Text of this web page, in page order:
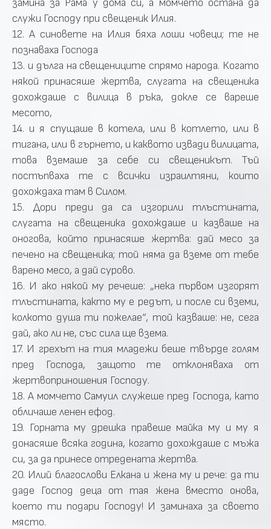
замина за Рама у дома си, а момчето остана да
служи Господу при свещеник Илия.
12. А синовете на Илия бяха лоши човеци; те не
познаваха Господа
13. и дълга на свещениците спрямо народа. Когато
някой принасяше жертва, слугата на свещеника
дохождаше с вилица в ръка, докле се вареше
месото,
14. и я спущаше в котела, или в котлето, или в
тигана, или в гърнето, и каквото извади вилицата,
това вземаше за себе си свещеникът. Тъй
постъпваха те с всички израилтяни, които
дохождаха там в Силом.
15. Дори преди да са изгорили тлъстината,
слугата на свещеника дохождаше и казваше на
оногова, който принасяше жертва: дай месо за
печено на свещеника; той няма да вземе от тебе
варено месо, а дай сурово.
16. И ако някой му речеше: „нека първом изгорят
тлъстината, както му е редът, и после си вземи,
колкото душа ти пожелае“, той казваше: не, сега
дай, ако ли не, със сила ще взема.
17. И грехът на тия младежи беше твърде голям
пред Господа, защото те отклоняваха от
жертвоприношения Господу.
18. А момчето Самуил служеше пред Господа, като
обличаше ленен ефод.
19. Горната му дрешка правеше майка му и му я
донасяше всяка година, когато дохождаше с мъжа
си, за да принесе отредената жертва.
20. Илий благослови Елкана и жена му и рече: да ти
даде Господ деца от тая жена вместо онова,
което ти подари Господу! И заминаха за своето
място.